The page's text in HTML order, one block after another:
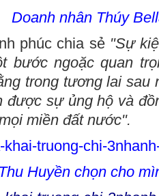
Doanh nhân Thúy
phúc chia sẻ "Sự
bước ngoặc quan
trong tương lai sau
được sự ủng hộ và
miền đất nước".
Huyền chọn cho